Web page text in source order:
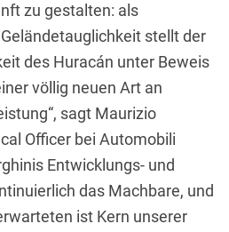
zu gestalten: als
stellt der
des Huracán unter Beweis
völlig neuen Art an
sagt Maurizio
Officer bei Automobili
Entwicklungs- und
das Machbare, und
ist Kern unserer